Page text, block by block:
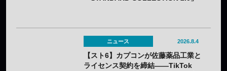
ニュース 2026.8.4
【スト6】カプコンが佐藤薬品工業と
ライセンス契約を締結——TikTok